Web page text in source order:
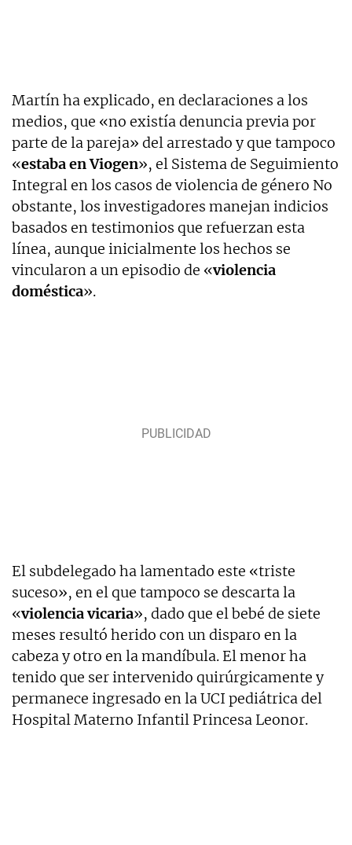
Martín ha explicado, en declaraciones a los
medios, que «no existía denuncia previa por
parte de la pareja» del arrestado y que tampoco
«estaba en Viogen», el Sistema de Seguimiento
Integral en los casos de violencia de género No
obstante, los investigadores manejan indicios
basados en testimonios que refuerzan esta
línea, aunque inicialmente los hechos se
vincularon a un episodio de «violencia
doméstica».
El subdelegado ha lamentado este «triste
suceso», en el que tampoco se descarta la
«violencia vicaria», dado que el bebé de siete
meses resultó herido con un disparo en la
cabeza y otro en la mandíbula. El menor ha
tenido que ser intervenido quirúrgicamente y
permanece ingresado en la UCI pediátrica del
Hospital Materno Infantil Princesa Leonor.